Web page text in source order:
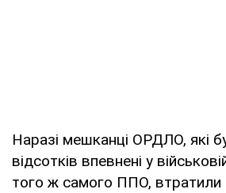
Наразі мешканці ОРДЛО, які
відсотків впевнені у
того ж самого ППО, втратили